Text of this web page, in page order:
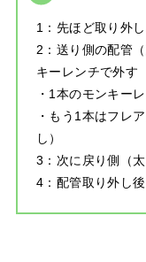
1：先ほど取り外
2：送り側の配管
キーレンチで外す
・1本のモンキー
・もう1本はフレ
し）
3：次に戻り側（
4：配管取り外し